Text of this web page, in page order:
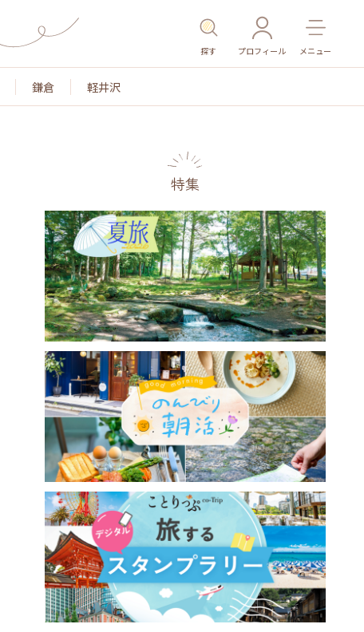
探す プロフィール メニュー
鎌倉 軽井沢
名所・旧跡 温泉・スパ その他施設 ごはん
特集